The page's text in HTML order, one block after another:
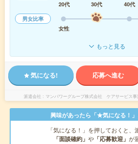
20代
30代 40代
男女比率
女性
もっと見る
気になる! 応募へ進む
派遣会社 マンパワーグループ株式会社 ケアサービス
興味があったら「★気になる！」
「気になる！」を押しておくと、
「面談確約」 や 「応募歓迎」 が